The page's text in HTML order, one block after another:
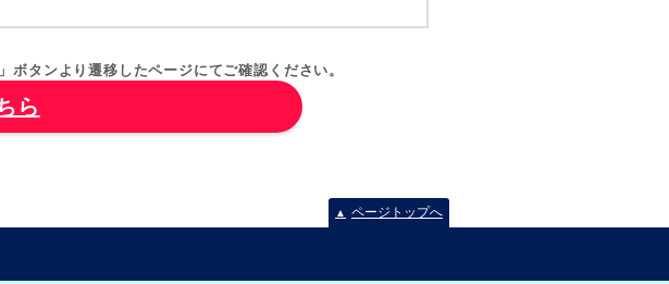
タンより遷移したページにてご確認ください。
ら
▲ ページトップへ